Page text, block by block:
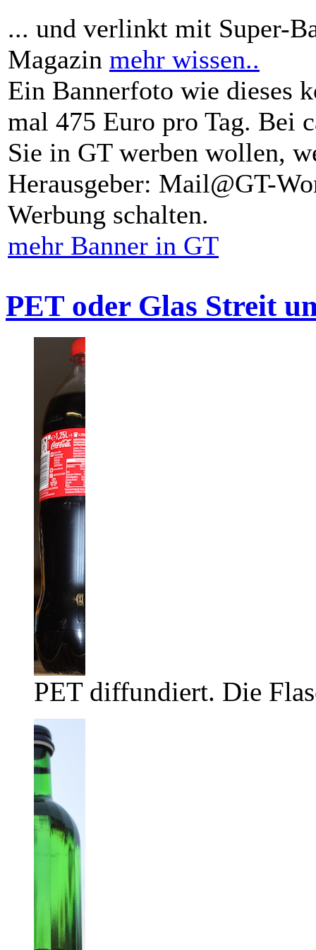
... und verlinkt mit Super-
Magazin mehr wissen..
Ein Bannerfoto wie dieses
mal 475 Euro pro Tag. Bei
Sie in GT werben wollen,
Herausgeber: Mail@GT-
Werbung schalten.
mehr Banner in GT
PET oder Glas Streit
PET diffundiert. Die